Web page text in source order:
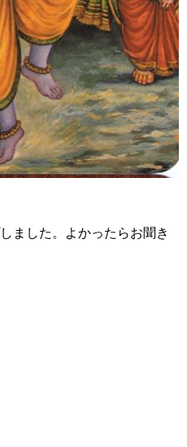
ました。よかったらお聞き